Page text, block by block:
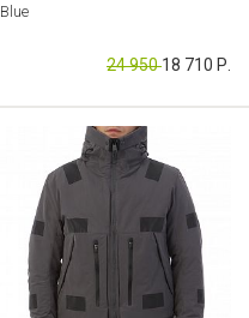
Blue
Артикул: CB000043515
24 95018 710 Р.